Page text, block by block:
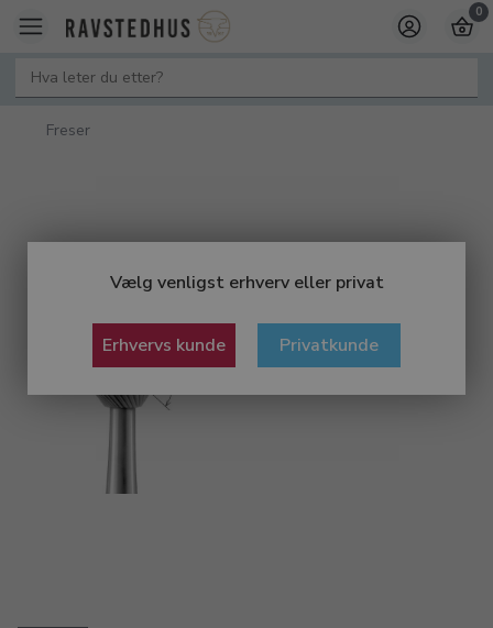
Vælg venligst erhverv eller privat
Erhvervs kunde Privatkunde
0
Freser